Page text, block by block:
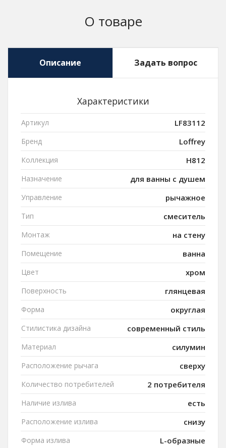
О товаре
Описание Задать вопрос
Характеристики
Артикул LF83112
Бренд Loffrey
Коллекция H812
Назначение для ванны с душем
Управление рычажное
Тип смеситель
Монтаж на стену
Помещение ванна
Цвет хром
Поверхность глянцевая
Форма округлая
Стилистика дизайна современный стиль
Материал силумин
Расположение рычага сверху
Количество потребителей 2 потребителя
Наличие излива есть
Расположение излива снизу
Форма излива L-образные